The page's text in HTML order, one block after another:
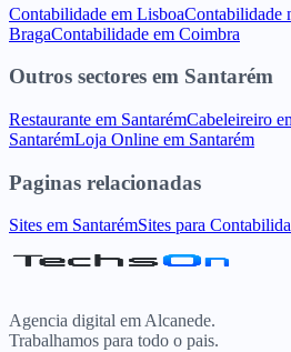
Contabilidade em LisboaContabilidade
BragaContabilidade em Coimbra
Outros sectores em Santarém
Restaurante em SantarémCabeleireiro
SantarémLoja Online em Santarém
Paginas relacionadas
Sites em SantarémSites para
Agencia digital em Alcanede.
Trabalhamos para todo o pais.